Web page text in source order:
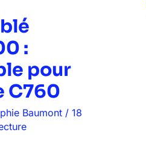
:
pour
C760
Baumont / 18